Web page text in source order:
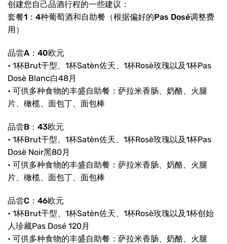
创建您自己品酒行程的一些建议：
套餐1：4种葡萄酒和自助餐（根据偏好的Pas Dosé调整费
用）
品尝A：40欧元
• 1杯Brut干型、1杯Satèn佐天、1杯Rosè玫瑰以及1杯Pas
Dosè Blanc白48月
• 可供多种食物的丰盛自助餐：萨拉米香肠、奶酪、火腿
片、橄榄、面包丁、面包棒
品尝B：43欧元
• 1杯Brut干型、1杯Satèn佐天、1杯Rosè玫瑰以及1杯Pas
Dosè Noir黑80月
• 可供多种食物的丰盛自助餐：萨拉米香肠、奶酪、火腿
片、橄榄、面包丁、面包棒
品尝C：46欧元
• 1杯Brut干型、1杯Satèn佐天、1杯Rosè玫瑰以及1杯创始
人珍藏Pas Dosé 120月
• 可供多种食物的丰盛自助餐：萨拉米香肠、奶酪、火腿